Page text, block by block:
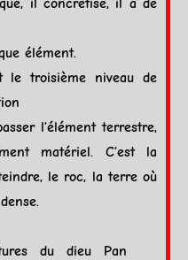
il concrétise, il a de
élément.
troisième niveau de
l’élément terrestre,
matériel. C’est la
le roc, laterreoù
du dieu Pan